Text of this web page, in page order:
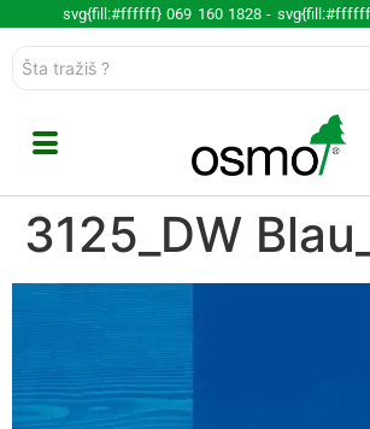
svg{fill:#ffffff} 069 160 1828 -
3125_DW